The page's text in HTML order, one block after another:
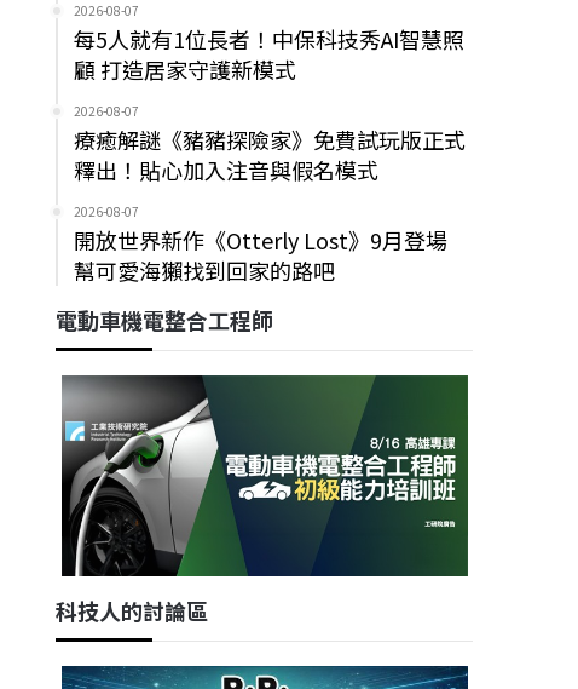
2026-08-07
每5人就有1位長者！中保科技秀AI智慧照
顧 打造居家守護新模式
2026-08-07
療癒解謎《豬豬探險家》免費試玩版正式
釋出！貼心加入注音與假名模式
2026-08-07
開放世界新作《Otterly Lost》9月登場
幫可愛海獺找到回家的路吧
電動車機電整合工程師
科技人的討論區